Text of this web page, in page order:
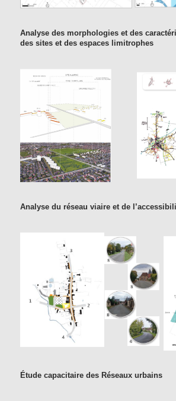
Analyse des morphologies et des
des sites et des espaces limitrophes
Analyse du réseau viaire et de
Étude capacitaire des Réseaux urbains